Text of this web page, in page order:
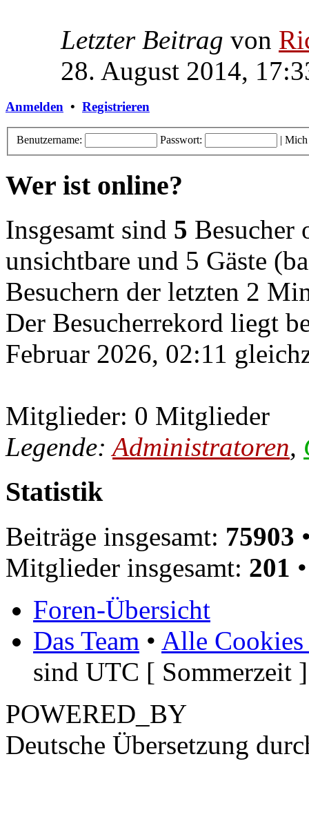
Letzter Beitrag von
28. August 2014,
Anmelden • Registrieren
Benutzername: Passwort: | Mich
Wer ist online?
Insgesamt sind 5 Besucher
unsichtbare und 5 Gäste
Besuchern der letzten 2
Der Besucherrekord liegt
Februar 2026, 02:11
Mitglieder: 0 Mitglieder
Legende:Administratoren,
Statistik
Beiträge insgesamt: 75903
Mitglieder insgesamt: 201
Foren-Übersicht
Das Team • Alle Cookies
sind UTC [ Sommerzeit ]
POWERED_BY
Deutsche Übersetzung